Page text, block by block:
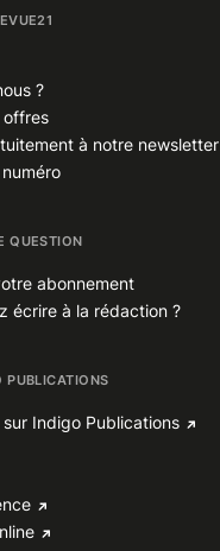
?
offres
à notre newsletter
QUESTION
abonnement
écrire à la rédaction ?
PUBLICATIONS
sur Indigo Publications